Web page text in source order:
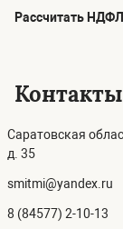
Рассчитать
Контакты
Саратовская
д. 35
smitmi@yandex.ru
8 (84577) 2-10-13